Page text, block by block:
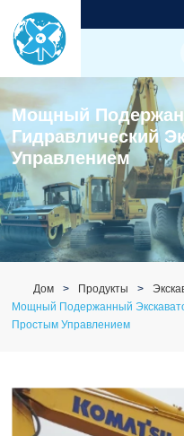
Мощный
Гидравлический
Управлением
Дом Продукты
Мощный Подержанный
Простым Управлением